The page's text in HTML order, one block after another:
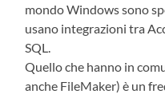
mondo Windows sono
usano integrazioni tra
SQL.
Quello che hanno in
anche FileMaker) è un